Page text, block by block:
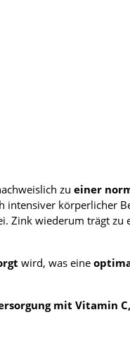
zu einer
körperlicher
Zink wiederum trägt zu
wird, was eine
mit Vitamin